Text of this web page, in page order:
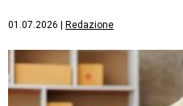
01.07.2026 Redazione